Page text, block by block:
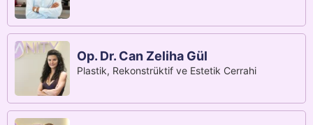
Op. Dr. Can Zeliha Gül
Plastik, Rekonstrüktif ve Estetik Cerrahi